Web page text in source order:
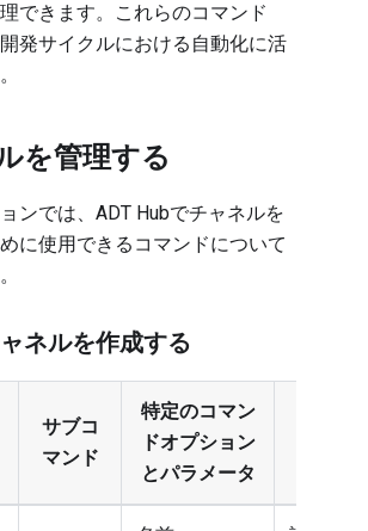
できます。これらのコマンド
発サイクルにおける自動化に活
を管理する
ンでは、ADT Hubでチャネルを
に使用できるコマンドについて
ネルを作成する
サブコ
マンド
特定のコマン
ドオプション
とパラメータ